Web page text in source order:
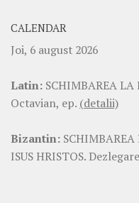
CALENDAR
Joi, 6 august 2026
Latin: SCHIMBAREA LA
Octavian, ep. (detalii)
Bizantin:
ISUS HRISTOS.